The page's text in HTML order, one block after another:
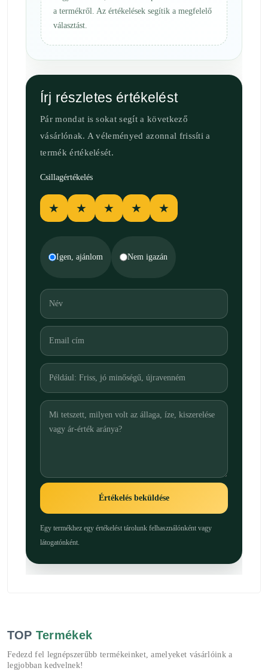
a termékről. Az értékelések segítik a megfelelő
választást.
Írj részletes értékelést
Pár mondat is sokat segít a következő
vásárlónak. A véleményed azonnal frissíti a
termék értékelését.
Csillagértékelés
★ ★ ★ ★ ★
Igen, ajánlom Nem igazán
Értékelés beküldése
Egy termékhez egy értékelést tárolunk felhasználónként vagy
látogatónként.
TOP Termékek
Fedezd fel legnépszerűbb termékeinket, amelyeket vásárlóink a
legjobban kedvelnek!